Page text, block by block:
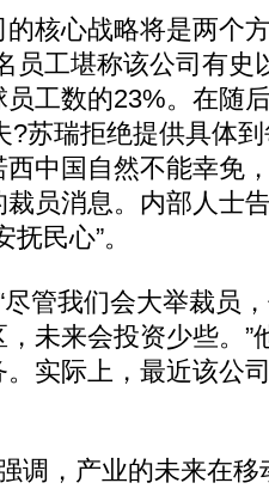
心战略将是两个
员工堪称该公司有史
工数的23%。在随
?苏瑞拒绝提供具体
中国自然不能幸免
员消息。内部人士
民心”。
我们会大举裁员，
未来会投资少些。”
实际上，最近该公
，产业的未来在移